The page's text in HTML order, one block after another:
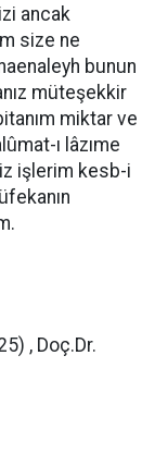
ancak
size ne
bunun
müteşekkir
miktar ve
ı lâzıme
işlerim kesb-i
, Doç.Dr.